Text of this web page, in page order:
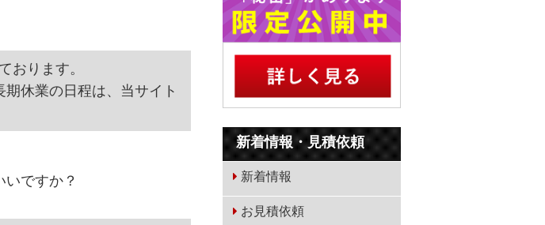
おります。
休業の日程は、当サイト
ですか？
新着情報・見積依頼
新着情報
お見積依頼